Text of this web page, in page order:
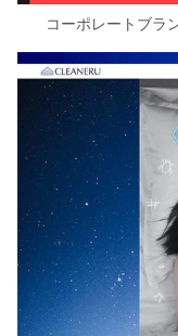
コーポレートブラ